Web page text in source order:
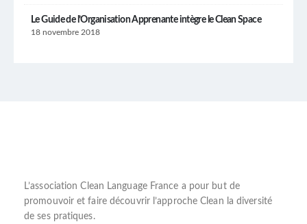
Le Guide de l’Organisation Apprenante intègre le Clean Space
18 novembre 2018
L’association Clean Language France a pour but de
promouvoir et faire découvrir l’approche Clean la diversité
de ses pratiques.